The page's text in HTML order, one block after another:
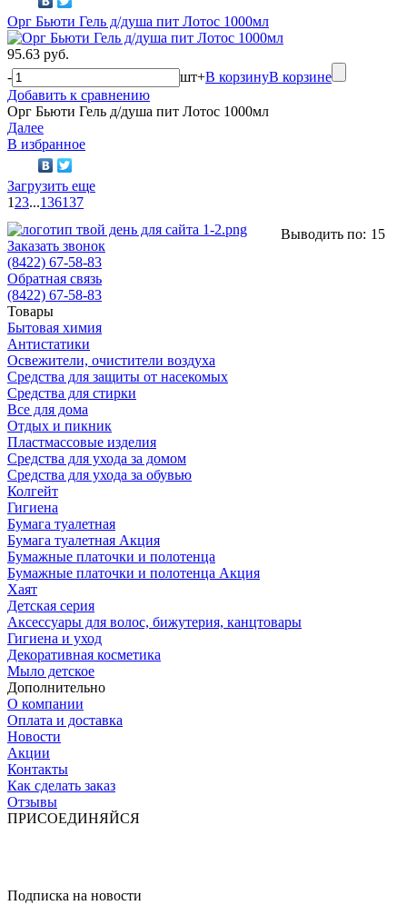
Орг Бьюти Гель д/душа пит Лотос 1000мл
95.63 руб.
-
шт+В корзинуВ корзине
Добавить к сравнению
Орг Бьюти Гель д/душа пит Лотос 1000мл
Далее
В избранное
Загрузить еще
1 23...136137
Выводить по: 15
Заказать звонок
(8422) 67-58-83
Обратная связь
(8422) 67-58-83
Товары
Бытовая химия
Антистатики
Освежители, очистители воздуха
Средства для защиты от насекомых
Средства для стирки
Все для дома
Отдых и пикник
Пластмассовые изделия
Средства для ухода за домом
Средства для ухода за обувью
Колгейт
Гигиена
Бумага туалетная
Бумага туалетная Акция
Бумажные платочки и полотенца
Бумажные платочки и полотенца Акция
Хаят
Детская серия
Аксессуары для волос, бижутерия, канцтовары
Гигиена и уход
Декоративная косметика
Мыло детское
Дополнительно
О компании
Оплата и доставка
Новости
Акции
Контакты
Как сделать заказ
Отзывы
ПРИСОЕДИНЯЙСЯ
Подписка на новости